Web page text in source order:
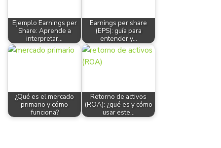
Ejemplo Earnings per
Share: Aprende a
interpretar…
Earnings per share
(EPS): guía para
entender y…
¿Qué es el mercado
primario y cómo
funciona?
Retorno de activos
(ROA): ¿qué es y cómo
usar este…